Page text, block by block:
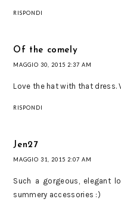
RISPONDI
Of the comely
MAGGIO 30, 2015 2:37 AM
Love the hat with that dress.
RISPONDI
Jen27
MAGGIO 31, 2015 2:07 AM
Such a gorgeous, elegant
summery accessories :)